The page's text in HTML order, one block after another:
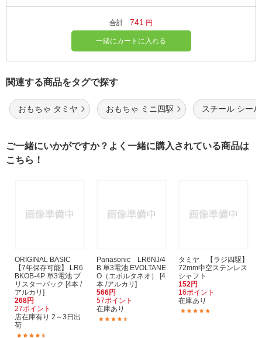
合計 741 円
一緒にカートに入れる
関連する商品をタグで探す
おもちゃ タミヤ おもちゃ ミニ四駆 スチール シール
ご一緒にいかがですか？よく一緒に購入されている商品は
こちら！
ORIGINAL BASIC
【7年保存可能】 LR6
BKOB-4P 単3電池 ブ
リスターパック [4本 /
アルカリ]
268円
27ポイント
店在庫有り 2～3日出
荷
Panasonic LR6NJ/4
B 単3電池 EVOLTANE
O（エボルタネオ） [4
本 /アルカリ]
566円
57ポイント
在庫あり
タミヤ 【ラジ四駆】
72mm中空ステンレス
シャフト
152円
16ポイント
在庫あり